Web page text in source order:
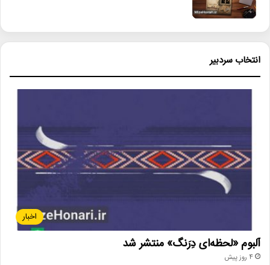
انتخاب سردبیر
اخبار
آلبوم «لحظه‌ای دِرَنگ» منتشر شد
4 روز پیش